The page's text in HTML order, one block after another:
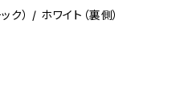
） / ホワイト（裏側）